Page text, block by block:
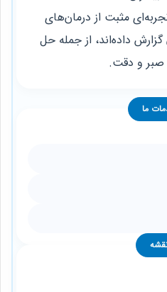
مثبت از درمان‌های
داده‌اند، از جمله حل
صبر و دقت.
ما